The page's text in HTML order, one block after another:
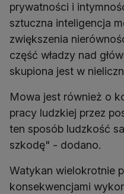
prywatności i
sztuczna inteligencja
zwiększenia
część władzy nad
skupiona jest w
Mowa jest również o
pracy ludzkiej przez
ten sposób ludzkość
szkodę" - dodano.
Watykan wielokrotnie
konsekwencjami